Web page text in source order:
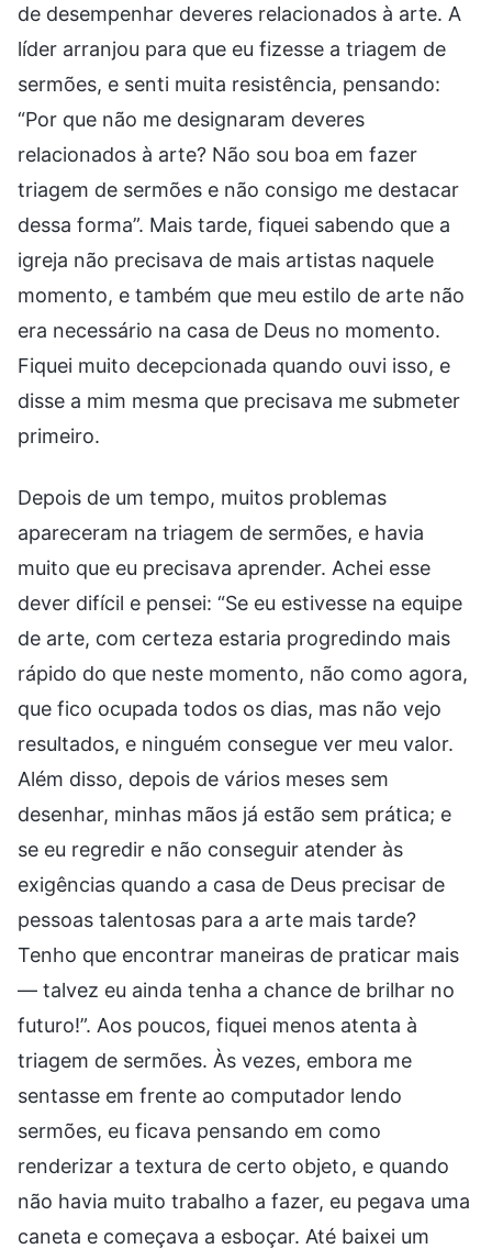
de desempenhar deveres relacionados à arte. A
líder arranjou para que eu fizesse a triagem de
sermões, e senti muita resistência, pensando:
“Por que não me designaram deveres
relacionados à arte? Não sou boa em fazer
triagem de sermões e não consigo me destacar
dessa forma”. Mais tarde, fiquei sabendo que a
igreja não precisava de mais artistas naquele
momento, e também que meu estilo de arte não
era necessário na casa de Deus no momento.
Fiquei muito decepcionada quando ouvi isso, e
disse a mim mesma que precisava me submeter
primeiro.
Depois de um tempo, muitos problemas
apareceram na triagem de sermões, e havia
muito que eu precisava aprender. Achei esse
dever difícil e pensei: “Se eu estivesse na equipe
de arte, com certeza estaria progredindo mais
rápido do que neste momento, não como agora,
que fico ocupada todos os dias, mas não vejo
resultados, e ninguém consegue ver meu valor.
Além disso, depois de vários meses sem
desenhar, minhas mãos já estão sem prática; e
se eu regredir e não conseguir atender às
exigências quando a casa de Deus precisar de
pessoas talentosas para a arte mais tarde?
Tenho que encontrar maneiras de praticar mais
— talvez eu ainda tenha a chance de brilhar no
futuro!”. Aos poucos, fiquei menos atenta à
triagem de sermões. Às vezes, embora me
sentasse em frente ao computador lendo
sermões, eu ficava pensando em como
renderizar a textura de certo objeto, e quando
não havia muito trabalho a fazer, eu pegava uma
caneta e começava a esboçar. Até baixei um